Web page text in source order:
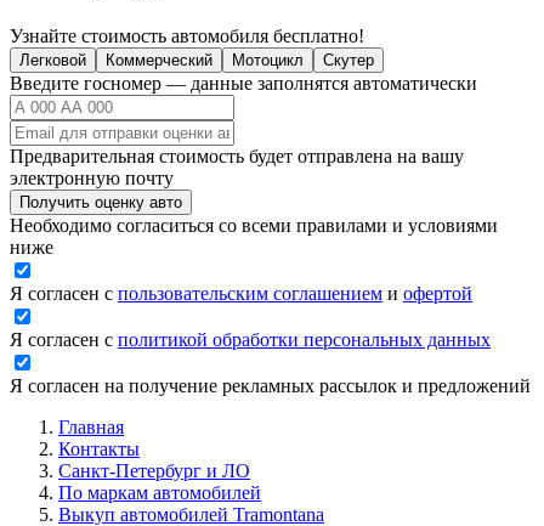
Узнайте стоимость автомобиля бесплатно!
Легковой Коммерческий Мотоцикл Скутер
Введите госномер — данные заполнятся автоматически
Предварительная стоимость будет отправлена на вашу
электронную почту
Получить оценку авто
Необходимо согласиться со всеми правилами и условиями
ниже
Я согласен с пользовательским соглашением и офертой
Я согласен с политикой обработки персональных данных
Я согласен на получение рекламных рассылок и предложений
Главная
Контакты
Санкт-Петербург и ЛО
По маркам автомобилей
Выкуп автомобилей Tramontana